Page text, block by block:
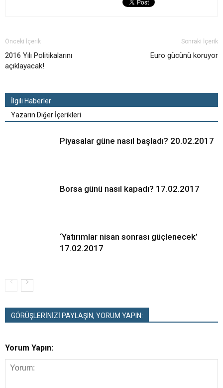
Önceki İçerik
2016 Yılı Politikalarını
açıklayacak!
Sonraki İçerik
Euro gücünü koruyor
İlgili Haberler
Yazarın Diğer İçerikleri
Piyasalar güne nasıl başladı? 20.02.2017
Borsa günü nasıl kapadı? 17.02.2017
‘Yatırımlar nisan sonrası güçlenecek’
17.02.2017
GÖRÜŞLERİNİZİ PAYLAŞIN, YORUM YAPIN:
Yorum Yapın: